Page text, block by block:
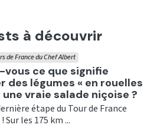
à découvrir
vous ce que signifie
des légumes « en rouelles
une vraie salade niçoise ?
de France du Chef Albert
étape du Tour de France
Sur les 175 km ...